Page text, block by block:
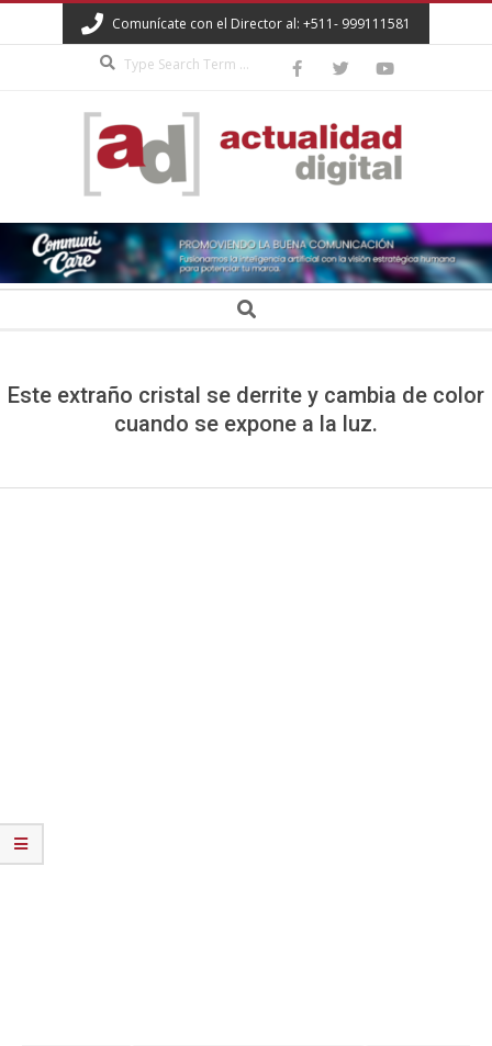
to
Comunícate con el Director al: +511- 999111581
ACTUALIDAD
DIGITAL Search
Este extraño cristal se derrite y cambia de color
cuando se expone a la luz.